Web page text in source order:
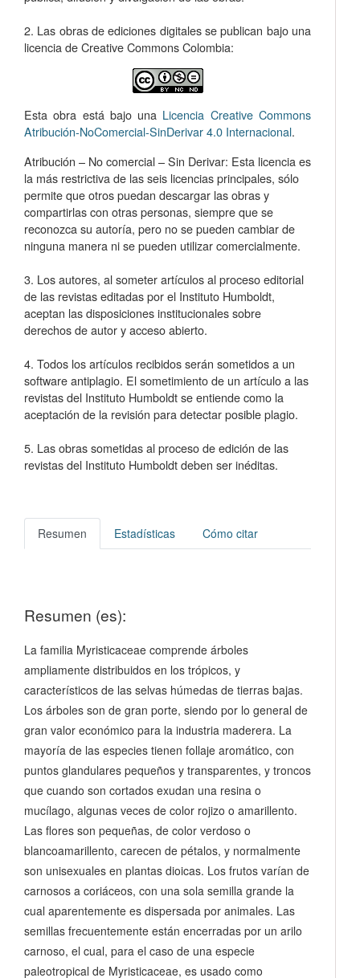
Resumen Estadísticas Cómo citar
Resumen (es):
La familia Myristicaceae comprende árboles
ampliamente distribuidos en los trópicos, y
característicos de las selvas húmedas de tierras bajas.
Los árboles son de gran porte, siendo por lo general de
gran valor económico para la industria maderera. La
mayoría de las especies tienen follaje aromático, con
puntos glandulares pequeños y transparentes, y troncos
que cuando son cortados exudan una resina o
mucílago, algunas veces de color rojizo o amarillento.
Las flores son pequeñas, de color verdoso o
blancoamarillento, carecen de pétalos, y normalmente
son unisexuales en plantas dioicas. Los frutos varían de
carnosos a coriáceos, con una sola semilla grande la
cual aparentemente es dispersada por animales. Las
semillas frecuentemente están encerradas por un arilo
carnoso, el cual, para el caso de una especie
paleotropical de Myristicaceae, es usado como
2. Las obras de ediciones digitales se publican bajo una
licencia de Creative Commons Colombia:
Esta obra está bajo una Licencia Creative Commons
Atribución-NoComercial-SinDerivar 4.0 Internacional.
Atribución – No comercial – Sin Derivar: Esta licencia es
la más restrictiva de las seis licencias principales, sólo
permite que otros puedan descargar las obras y
compartirlas con otras personas, siempre que se
reconozca su autoría, pero no se pueden cambiar de
ninguna manera ni se pueden utilizar comercialmente.
3. Los autores, al someter artículos al proceso editorial
de las revistas editadas por el Instituto Humboldt,
aceptan las disposiciones institucionales sobre
derechos de autor y acceso abierto.
4. Todos los artículos recibidos serán sometidos a un
software antiplagio. El sometimiento de un artículo a las
revistas del Instituto Humboldt se entiende como la
aceptación de la revisión para detectar posible plagio.
5. Las obras sometidas al proceso de edición de las
revistas del Instituto Humboldt deben ser inéditas.